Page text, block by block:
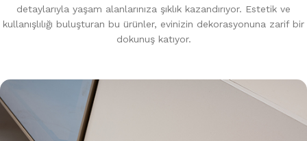
detaylarıyla yaşam alanlarınıza şıklık kazandırıyor. Estetik ve
kullanışlılığı buluşturan bu ürünler, evinizin dekorasyonuna zarif bir
dokunuş katıyor.